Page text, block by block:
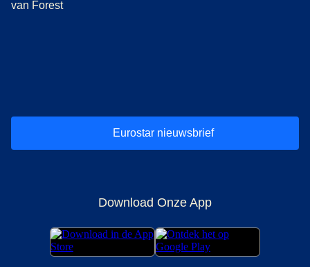
van Forest
Eurostar nieuwsbrief
Download Onze App